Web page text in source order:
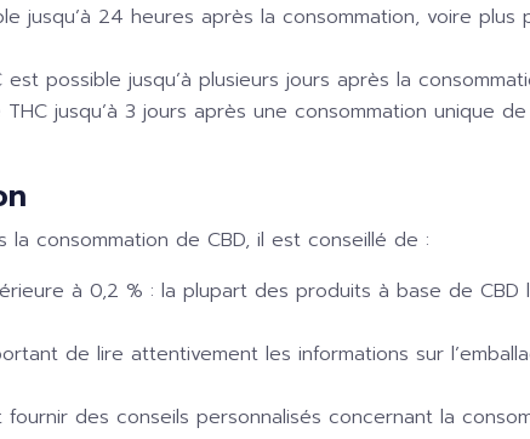
jusqu’à 24 heures après la consommation, voire plus
possible jusqu’à plusieurs jours après la
jusqu’à 3 jours après une consommation unique
consommation de CBD, il est conseillé de :
à 0,2 % : la plupart des produits à base de
de lire attentivement les informations sur
des conseils personnalisés concernant la